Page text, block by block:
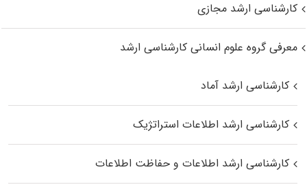
کارشناسی ارشد مجازی
معرفی گروه علوم انسانی کارشناسی ارشد
کارشناسی ارشد آماد
کارشناسی ارشد اطلاعات استراتژیک
کارشناسی ارشد اطلاعات و حفاظت اطلاعات